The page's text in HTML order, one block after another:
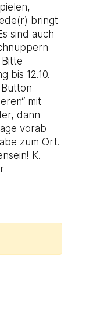
bringt
sind auch
bis 12.10.
mit
dann
vorab
zum Ort.
K.